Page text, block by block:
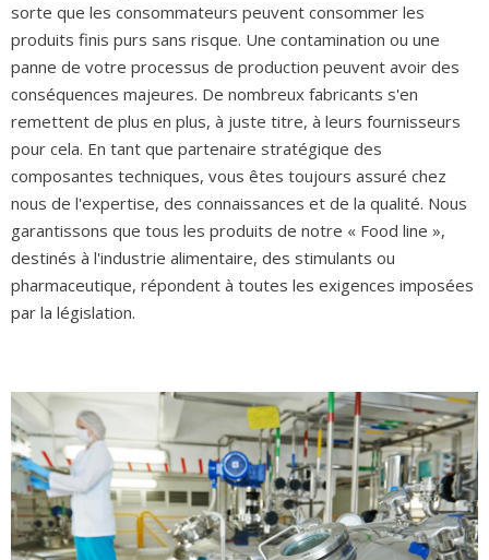
sorte que les consommateurs peuvent consommer les
produits finis purs sans risque. Une contamination ou une
panne de votre processus de production peuvent avoir des
conséquences majeures. De nombreux fabricants s'en
remettent de plus en plus, à juste titre, à leurs fournisseurs
pour cela. En tant que partenaire stratégique des
composantes techniques, vous êtes toujours assuré chez
nous de l'expertise, des connaissances et de la qualité. Nous
garantissons que tous les produits de notre « Food line »,
destinés à l'industrie alimentaire, des stimulants ou
pharmaceutique, répondent à toutes les exigences imposées
par la législation.